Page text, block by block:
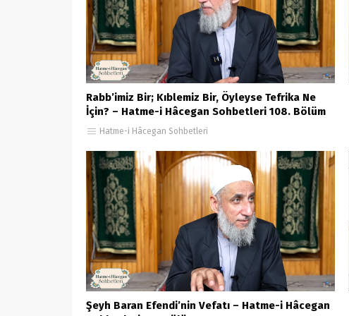
Rabb’imiz Bir; Kıblemiz Bir, Öyleyse Tefrika Ne
İçin? – Hatme-i Hâcegan Sohbetleri 108. Bölüm
Hatme-i Hâcegan Sohbetleri
Şeyh Baran Efendi’nin Vefatı – Hatme-i Hâcegan